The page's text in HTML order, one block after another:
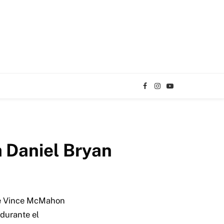
Facebook
Instagram
YouTube
Daniel Bryan
Vince McMahon
el